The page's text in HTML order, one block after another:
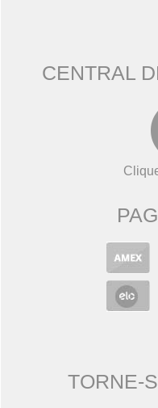
CENTRAL
TORNE-